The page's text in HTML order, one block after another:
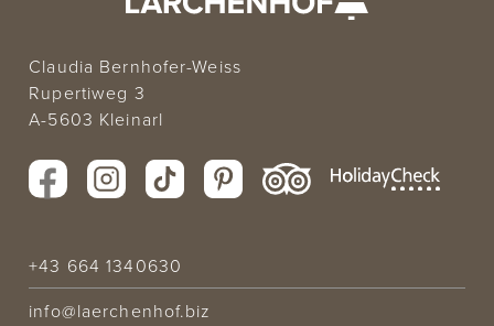
Claudia Bernhofer-Weiss
Rupertiweg 3
A-5603 Kleinarl
+43 664 1340630
info@laerchenhof.biz